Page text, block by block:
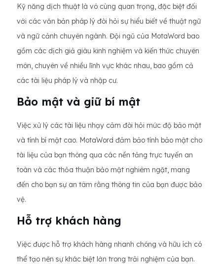
Kỹ năng dịch thuật là vô cùng quan trọng, đặc biệt đối
với các văn bản pháp lý đòi hỏi sự hiểu biết về thuật ngữ
và ngữ cảnh chuyên ngành. Đội ngũ của MotaWord bao
gồm các dịch giả giàu kinh nghiệm và kiến ​​thức chuyên
môn, chuyên về nhiều lĩnh vực khác nhau, bao gồm cả
các tài liệu pháp lý và nhập cư.
Bảo mật và giữ bí mật
Việc xử lý các tài liệu nhạy cảm đòi hỏi mức độ bảo mật
và tính bí mật cao. MotaWord đảm bảo tính bảo mật cho
tài liệu của bạn thông qua các nền tảng trực tuyến an
toàn và các thỏa thuận bảo mật nghiêm ngặt, mang
đến cho bạn sự an tâm rằng thông tin của bạn được bảo
vệ.
Hỗ trợ khách hàng
Việc được hỗ trợ khách hàng nhanh chóng và hữu ích có
thể tạo nên sự khác biệt lớn trong trải nghiệm của bạn.